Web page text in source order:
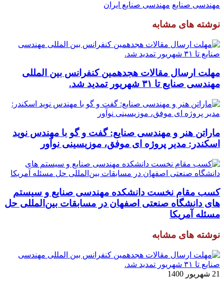
مهندسی صنایع مهندسی صنایع ایران
نوشته های مشابه
مهلت ارسال مقالات هجدهمین کنفرانس بین المللی
مهندسی صنایع تا ۳۱ شهریور تمدید شد.
ماراتن هنر و مهندسی صنایع: گفت و گو با مهندس نوید
اسکندر: مدیر پروژه ای موفق، موزیسینی نوآور
کسب مقام نخست دانشکده مهندسی صنایع و سیستم
های دانشگاه صنعتی اصفهان در مسابقات بین‌المللی حل
مسئله آمریکا
نوشته های مشابه
21 شهریور 1400